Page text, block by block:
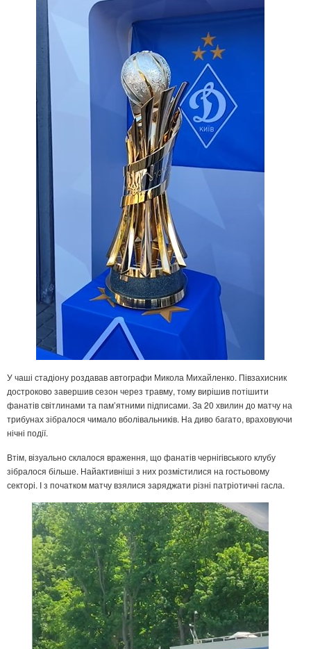
У чаші стадіону роздавав автографи Микола Михайленко. Півзахисник
достроково завершив сезон через травму, тому вирішив потішити
фанатів світлинами та пам’ятними підписами. За 20 хвилин до матчу на
трибунах зібралося чимало вболівальників. На диво багато, враховуючи
нічні події.
Втім, візуально склалося враження, що фанатів чернігівського клубу
зібралося більше. Найактивніші з них розмістилися на гостьовому
секторі. І з початком матчу взялися заряджати різні патріотичні гасла.